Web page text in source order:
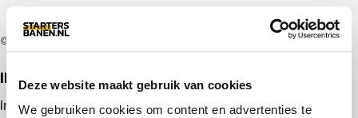
Deze website maakt gebruik van cookies
We gebruiken cookies om content en advertenties te
© 2026 door startersbanen.nl
IK ZOEK EEN BAAN
Inloggen